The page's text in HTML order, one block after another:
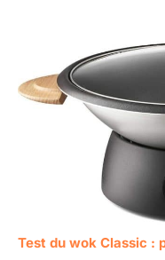
Test du wok Classic :